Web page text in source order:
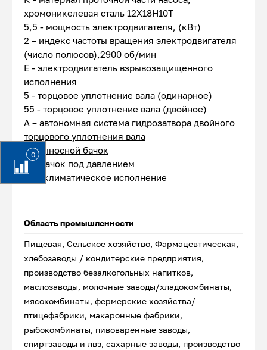
0
хромоникелевая сталь 12Х18Н10Т
5,5 - мощность электродвигателя, (кВт)
2 – индекс частоты вращения электродвигателя
(число полюсов),2900 об/мин
Е - электродвигатель взрывозащищенного
исполнения
5 - торцовое уплотнение вала (одинарное)
55 - торцовое уплотнение вала (двойное)
А – автономная система гидрозатвора двойного
торцового уплотнения вала
1 – выносной бачок
Д – бачок под давлением
У2 - климатическое исполнение
Область промышленности
Пищевая, Сельское хозяйство, Фармацевтическая,
хлебозаводы / кондитерские предприятия,
производство безалкогольных напитков,
маслозаводы, молочные заводы/хладокомбинаты,
мясокомбинаты, фермерские хозяйства/
птицефабрики, макаронные фабрики,
рыбокомбинаты, пивоваренные заводы,
спиртзаводы и лвз, сахарные заводы, производство